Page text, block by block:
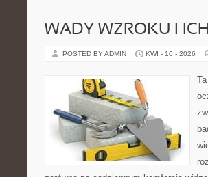
WADY WZROKU I
POSTED BY ADMIN KWI - 10 - 2026